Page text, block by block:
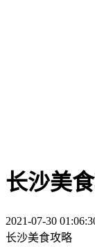
长沙美
2021-07-30
长沙美食攻略